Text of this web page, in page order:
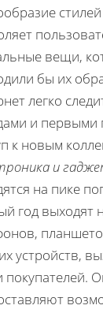
вещи,
бы их
легко
и первыми
к новым
и
на пике
год выходят
устройств,
покупателей.